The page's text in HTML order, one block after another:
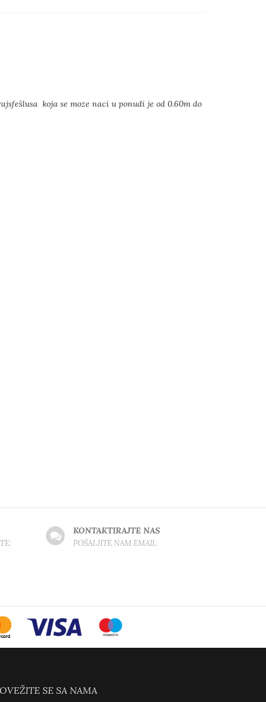
koja se moze naci u ponudi je od 0.60m do
KONTAKTIRAJTE NAS
POŠALJITE NAM EMAIL
SE SA NAMA